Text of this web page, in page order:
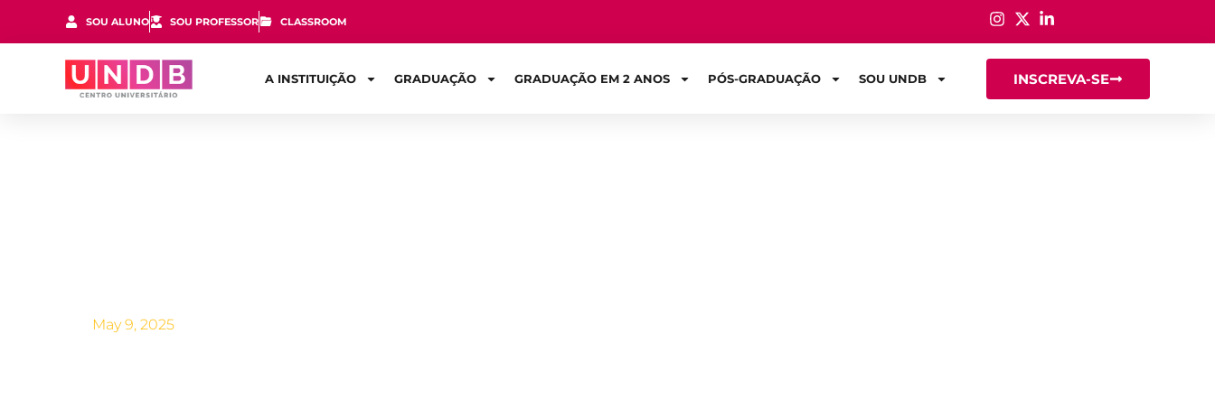
SOU ALUNO SOU PROFESSOR CLASSROOM
A INSTITUIÇÃO GRADUAÇÃO GRADUAÇÃO EM 2 ANOS PÓS-GRADUAÇÃO SOU UNDB INSCREVA-SE
May 9, 2025